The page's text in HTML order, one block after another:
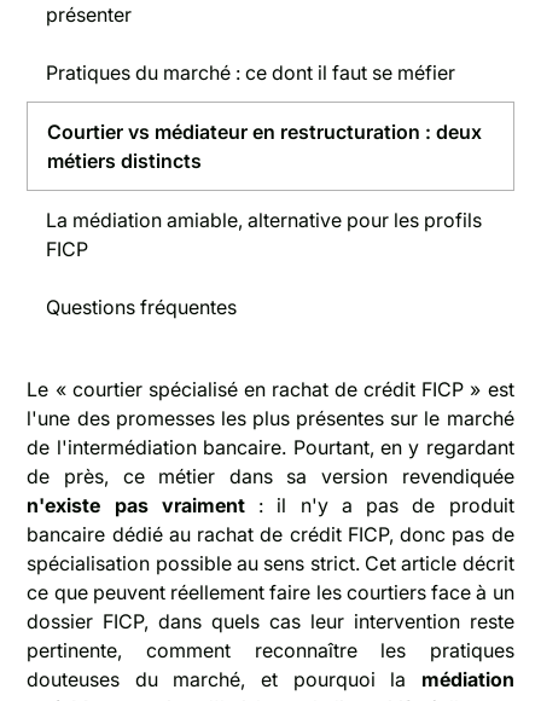
présenter
Pratiques du marché : ce dont il faut se méfier
Courtier vs médiateur en restructuration : deux
métiers distincts
La médiation amiable, alternative pour les profils
FICP
Questions fréquentes
Le « courtier spécialisé en rachat de crédit FICP » est
l'une des promesses les plus présentes sur le marché
de l'intermédiation bancaire. Pourtant, en y regardant
de près, ce métier dans sa version revendiquée
n'existe pas vraiment: il n'y a pas de produit
bancaire dédié au rachat de crédit FICP, donc pas de
spécialisation possible au sens strict. Cet article décrit
ce que peuvent réellement faire les courtiers face à un
dossier FICP, dans quels cas leur intervention reste
pertinente, comment reconnaître les pratiques
douteuses du marché, et pourquoi la médiation